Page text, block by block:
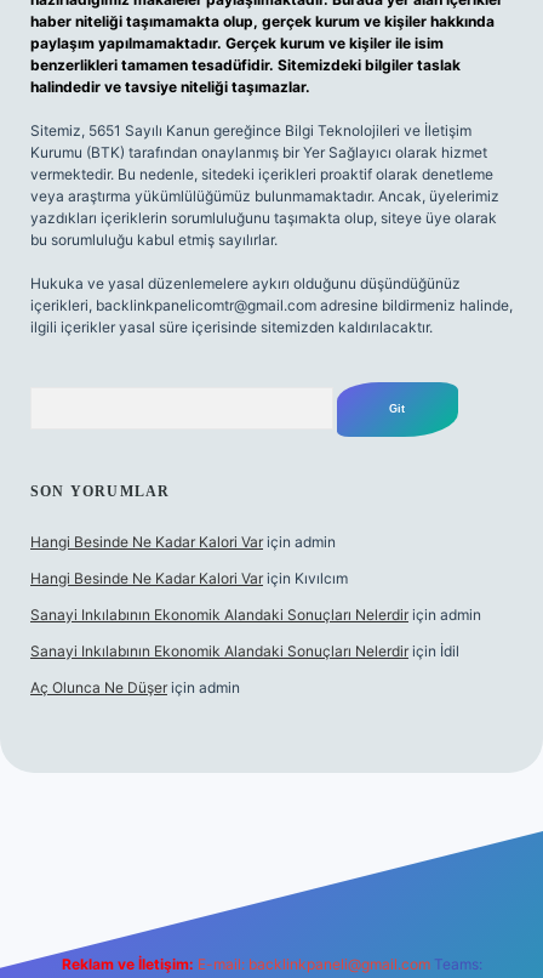
haber niteliği taşımamakta olup, gerçek kurum ve kişiler hakkında
paylaşım yapılmamaktadır. Gerçek kurum ve kişiler ile isim
benzerlikleri tamamen tesadüfidir. Sitemizdeki bilgiler taslak
halindedir ve tavsiye niteliği taşımazlar.
Sitemiz, 5651 Sayılı Kanun gereğince Bilgi Teknolojileri ve İletişim
Kurumu (BTK) tarafından onaylanmış bir Yer Sağlayıcı olarak hizmet
vermektedir. Bu nedenle, sitedeki içerikleri proaktif olarak denetleme
veya araştırma yükümlülüğümüz bulunmamaktadır. Ancak, üyelerimiz
yazdıkları içeriklerin sorumluluğunu taşımakta olup, siteye üye olarak
bu sorumluluğu kabul etmiş sayılırlar.
Hukuka ve yasal düzenlemelere aykırı olduğunu düşündüğünüz
içerikleri, backlinkpanelicomtr@gmail.com adresine bildirmeniz halinde,
ilgili içerikler yasal süre içerisinde sitemizden kaldırılacaktır.
SON YORUMLAR
Hangi Besinde Ne Kadar Kalori Var için admin
Hangi Besinde Ne Kadar Kalori Var için Kıvılcım
Sanayi Inkılabının Ekonomik Alandaki Sonuçları Nelerdir için admin
Sanayi Inkılabının Ekonomik Alandaki Sonuçları Nelerdir için İdil
Aç Olunca Ne Düşer için admin
Reklam ve İletişim: E-mail: backlinkpaneli@gmail.com Teams: